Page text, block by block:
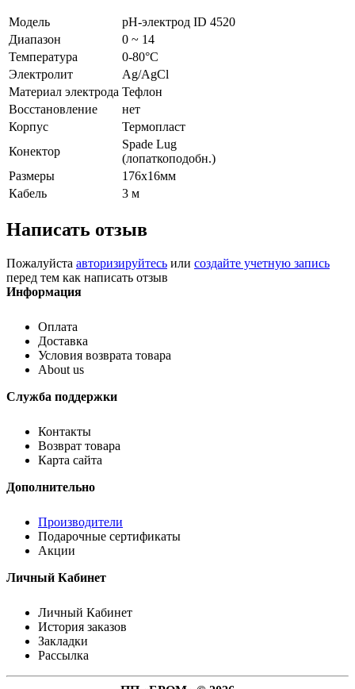
Модель рН-электрод ID 4520
Диапазон
0 ~ 14
Температура
0-80°С
Электролит
Ag/AgCl
Материал электрода Тефлон
Восстановление
нет
Корпус
Термопласт
Конектор
Spade Lug
(лопаткоподобн.)
Размеры
176х16мм
Кабель
3 м
Написать отзыв
Пожалуйста авторизируйтесь или создайте учетную запись
перед тем как написать отзыв
Информация
Оплата
Доставка
Условия возврата товара
About us
Служба поддержки
Контакты
Возврат товара
Карта сайта
Дополнительно
Производители
Подарочные сертификаты
Акции
Личный Кабинет
Личный Кабинет
История заказов
Закладки
Рассылка